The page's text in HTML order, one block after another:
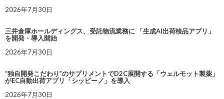
2026年7月30日
三井倉庫ホールディングス、受託物流業務に 「生成AI出荷検品アプリ」
を開発・導入開始
2026年7月30日
“独自開発こだわり”のサプリメントでD2C展開する「ウェルモット製薬」
がEC自動出荷アプリ「シッピーノ」を導入
2026年7月30日